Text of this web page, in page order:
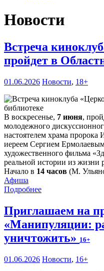
Новости
Встреча
пройдет в
01.06.2026 Новости, 18+
В воскресенье, 7 июня,
молодежного
настоятелем храма
иереем Сергием
художественного фильма
реальной истории из жизни
Начало в 14 часов (М.
Афиша
Подробнее
Приглашаем на
«Манипуляции:
уничтожить» 16+
01.06.2026 Новости, 16+